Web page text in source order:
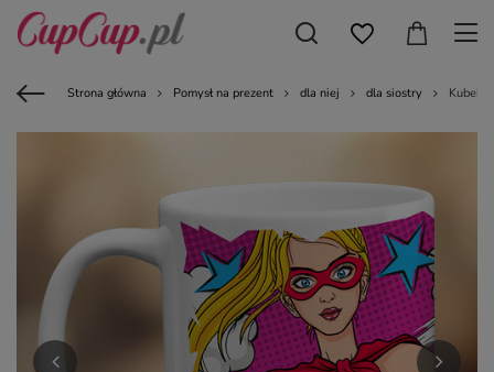
Strona główna Pomysł na prezent dla niej dla siostry Kubek